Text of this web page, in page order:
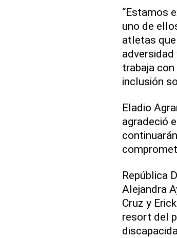
“Estamos
uno de
atletas
trabaja
inclusión
Eladio
agradeció
República
Alejandra
Cruz y
resort del